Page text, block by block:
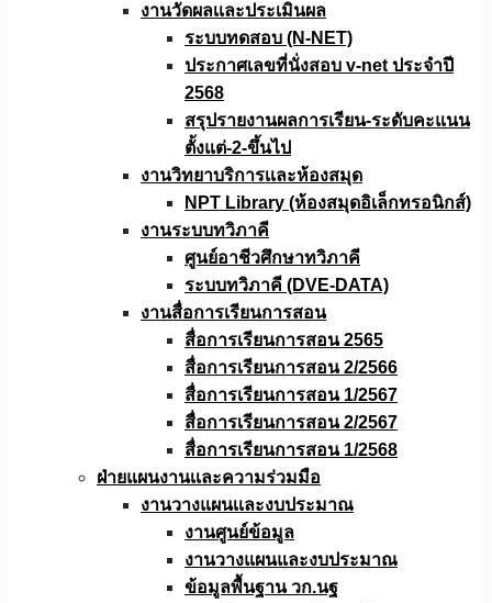
งานวัดผลเเละประเมินผล
ระบบทดสอบ (N-NET)
ประกาศเลขที่นั่งสอบ v-net ประจำปี
2568
สรุปรายงานผลการเรียน-ระดับคะแนน
ตั้งแต่-2-ขึ้นไป
งานวิทยาบริการเเละห้องสมุด
NPT Library (ห้องสมุดอิเล็กทรอนิกส์)
งานระบบทวิภาคี
ศูนย์อาชีวศึกษาทวิภาคี
ระบบทวิภาคี (DVE-DATA)
งานสื่อการเรียนการสอน
สื่อการเรียนการสอน 2565
สื่อการเรียนการสอน 2/2566
สื่อการเรียนการสอน 1/2567
สื่อการเรียนการสอน 2/2567
สื่อการเรียนการสอน 1/2568
ฝ่ายแผนงานเเละความร่วมมือ
งานวางแผนเเละงบประมาณ
งานศูนย์ข้อมูล
งานวางแผนและงบประมาณ
ข้อมูลพื้นฐาน วก.นฐ